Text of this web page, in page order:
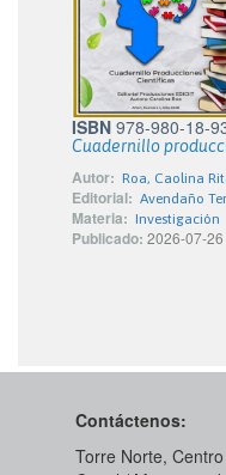
ISBN 978-980-18-
Cuadernillo
Autor: Roa, Caolina
Editorial: Avendaño
Materia: Investigación
Publicado: 2026-07-26
Contáctenos:
Torre Norte,